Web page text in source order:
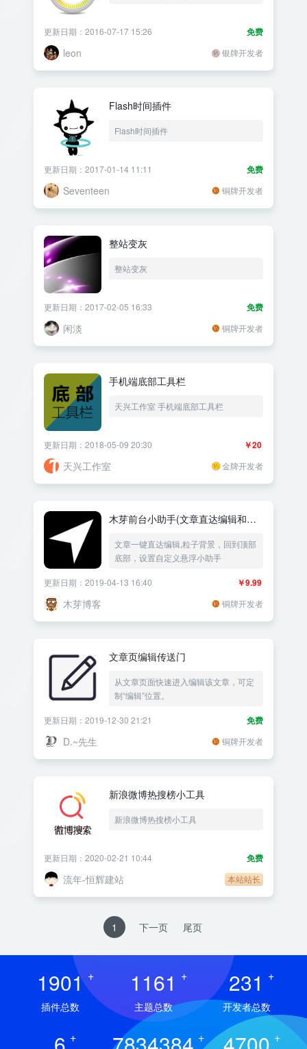
免费
更新日期：2016-07-17 15:26
leon 银牌开发者
Flash时间插件
Flash时间插件
免费
更新日期：2017-01-14 11:11
Seventeen 铜牌开发者
整站变灰
整站变灰
免费
更新日期：2017-02-05 16:33
闲淡 铜牌开发者
手机端底部工具栏
天兴工作室 手机端底部工具栏
￥20
更新日期：2018-05-09 20:30
天兴工作室 金牌开发者
木芽前台小助手(文章直达编辑和粒
文章一键直达编辑,粒子背景，回到顶部
底部，设置自定义悬浮小助手
￥9.99
更新日期：2019-04-13 16:40
木芽博客 铜牌开发者
文章页编辑传送门
从文章页面快速进入编辑该文章，可定
制“编辑”位置。
免费
更新日期：2019-12-30 21:21
D.~先生 铜牌开发者
新浪微博热搜榜小工具
新浪微博热搜榜小工具
免费
更新日期：2020-02-21 10:44
流年-恒辉建站 本站站长
1 下一页 尾页
1901 +
插件总数
1161 +
主题总数
231 +
开发者总数
+ + +